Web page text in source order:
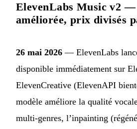
ElevenLabs Music v2
améliorée, prix divisés
26 mai 2026 — ElevenLabs
disponible immédiatement sur
ElevenCreative (ElevenAPI
modèle améliore la qualité
multi-genres, l’inpainting